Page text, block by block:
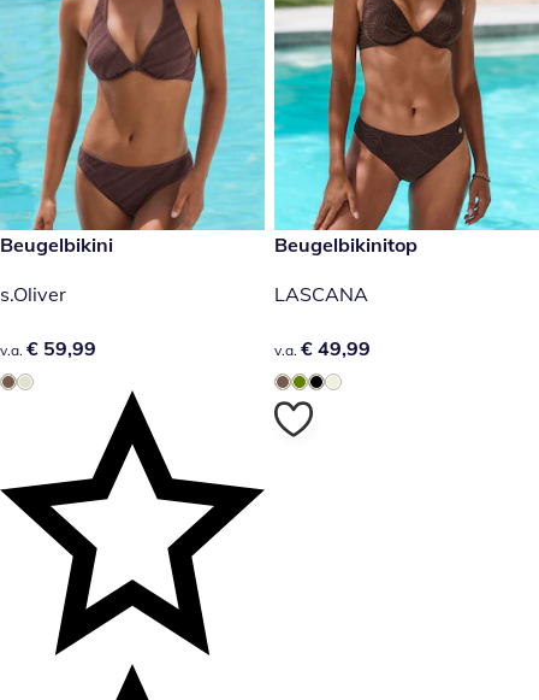
€ 59,99
Beugelbikini
s.Oliver
€ 59,99
v.a. € 59,99
€ 49,99
Beugelbikinitop
LASCANA
€ 49,99
v.a. € 49,99